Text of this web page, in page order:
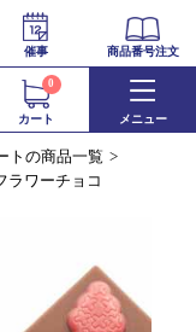
催事 商品番号注文
カート
0
メニュー
トの商品一覧
ラワーチョコ